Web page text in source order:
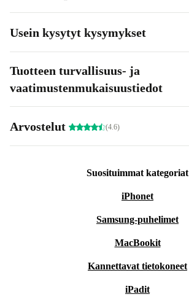
Usein kysytyt kysymykset
Tuotteen turvallisuus- ja
vaatimustenmukaisuustiedot
Arvostelut (4.6)
Suosituimmat kategoriat
iPhonet
Samsung-puhelimet
MacBookit
Kannettavat tietokoneet
iPadit